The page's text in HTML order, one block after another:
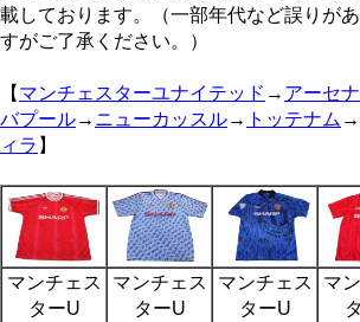
載しております。（一部年代など誤りが
すがご了承ください。）
【 マンチェスターユナイテッド → アーセ
バプール→ ニューカッスル→ トッテナム →
ィラ 】
マンチェス
ターU
マンチェス
ターU
マンチェス
ターU
マ